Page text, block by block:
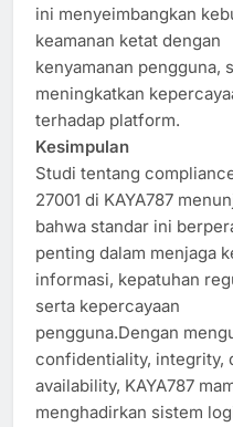
ini menyeimbangkan
keamanan ketat dengan
kenyamanan pengguna,
meningkatkan
terhadap platform.
Kesimpulan
Studi tentang
27001 di KAYA787
bahwa standar ini
penting dalam menjaga
informasi, kepatuhan
serta kepercayaan
pengguna.Dengan
confidentiality, integrity,
availability, KAYA787
menghadirkan sistem